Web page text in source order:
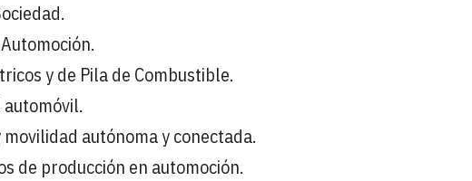
y de Pila de Combustible.
autónoma y conectada.
de producción en automoción.